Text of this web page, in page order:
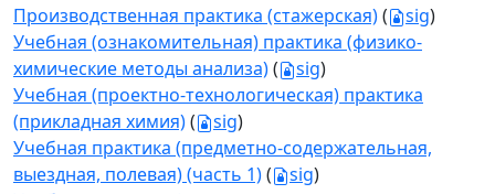
Производственная практика (стажерская)( sig)
Учебная (ознакомительная) практика (физико-
химические методы анализа)( sig)
Учебная (проектно-технологическая) практика
(прикладная химия)( sig)
Учебная практика (предметно-содержательная,
выездная, полевая) (часть 1)( sig)